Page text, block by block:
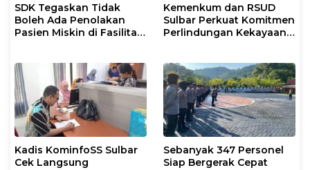
SDK Tegaskan Tidak
Boleh Ada Penolakan
Pasien Miskin di Fasilitas
Kemenkum dan RSUD
Sulbar Perkuat Komitmen
Perlindungan Kekayaan
Kadis KominfoSS Sulbar
Cek Langsung
Sebanyak 347 Personel
Siap Bergerak Cepat